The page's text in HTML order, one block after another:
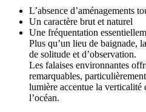
L’absence d’aménagements
Un caractère brut et naturel
Une fréquentation
Plus qu’un lieu de baignade,
de solitude et d’observation.
Les falaises environnantes
remarquables,
lumière accentue la verticalité
l’océan.